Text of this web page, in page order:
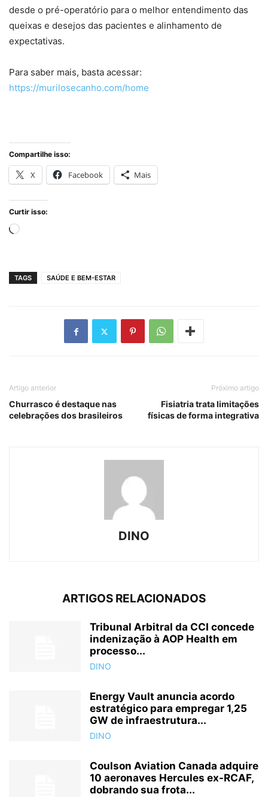
desde o pré-operatório para o melhor entendimento das
queixas e desejos das pacientes e alinhamento de
expectativas.
Para saber mais, basta acessar:
https://murilosecanho.com/home
Compartilhe isso:
X Facebook Mais
Curtir isso:
Carregando...
TAGS SAÚDE E BEM-ESTAR
Artigo anterior
Churrasco é destaque nas
celebrações dos brasileiros
Próximo artigo
Fisiatria trata limitações
físicas de forma integrativa
DINO
ARTIGOS RELACIONADOS
Tribunal Arbitral da CCI concede
indenização à AOP Health em
processo...
DINO
Energy Vault anuncia acordo
estratégico para empregar 1,25
GW de infraestrutura...
DINO
Coulson Aviation Canada adquire
10 aeronaves Hercules ex-RCAF,
dobrando sua frota...